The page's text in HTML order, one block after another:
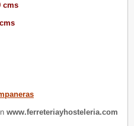
cms
www.ferreteriayhosteleria.com